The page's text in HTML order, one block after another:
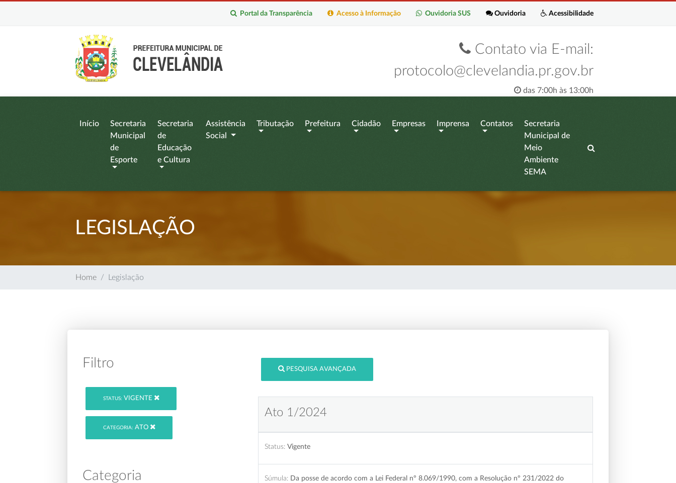
Acessibilidade
Ouvidoria
Ouvidoria SUS
Acesso à Informação
Portal da Transparência
Contato via E-mail:
protocolo@clevelandia.pr.gov.br
das 7:00h às 13:00h
Início
Secretaria
Municipal
de
Esporte
Secretaria
de
Educação
e Cultura
Assistência
Social
Tributação Prefeitura Cidadão Empresas Imprensa Contatos
Secretaria
Municipal de
Meio
Ambiente
SEMA
LEGISLAÇÃO
Home Legislação
Filtro
STATUS: VIGENTE
CATEGORIA: ATO
Categoria
PESQUISA AVANÇADA
Ato 1/2024
Status: Vigente
Súmula: Da posse de acordo com a Lei Federal nº 8.069/1990, com a Resolução nº 231/2022 do